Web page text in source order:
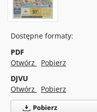
Dostępne formaty:
PDF
Otwórz
Pobierz
DJVU
Otwórz
Pobierz
Pobierz